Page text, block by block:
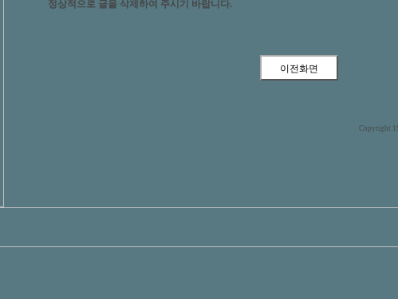
정상적으로 글을 삭제하여 주시기 바랍니다.
Copyright